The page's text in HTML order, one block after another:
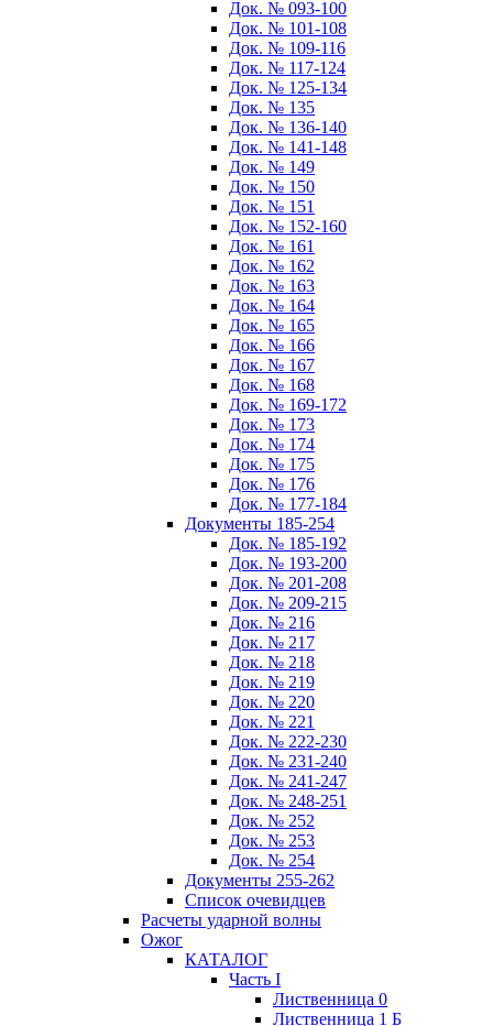
Док. № 093-100
Док. № 101-108
Док. № 109-116
Док. № 117-124
Док. № 125-134
Док. № 135
Док. № 136-140
Док. № 141-148
Док. № 149
Док. № 150
Док. № 151
Док. № 152-160
Док. № 161
Док. № 162
Док. № 163
Док. № 164
Док. № 165
Док. № 166
Док. № 167
Док. № 168
Док. № 169-172
Док. № 173
Док. № 174
Док. № 175
Док. № 176
Док. № 177-184
Документы 185-254
Док. № 185-192
Док. № 193-200
Док. № 201-208
Док. № 209-215
Док. № 216
Док. № 217
Док. № 218
Док. № 219
Док. № 220
Док. № 221
Док. № 222-230
Док. № 231-240
Док. № 241-247
Док. № 248-251
Док. № 252
Док. № 253
Док. № 254
Документы 255-262
Список очевидцев
Расчеты ударной волны
Ожог
КАТАЛОГ
Часть I
Лиственница 0
Лиственница 1 Б